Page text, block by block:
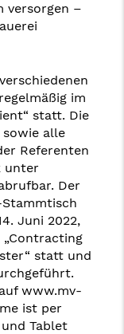
versorgen –
im
statt. Die
alle
Referenten
unter
Der
Juni 2022,
„Contracting
statt und
www.mv-
ist per
Tablet